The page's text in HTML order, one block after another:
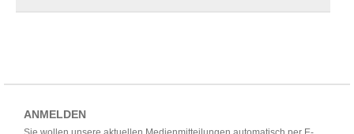
ANMELDEN